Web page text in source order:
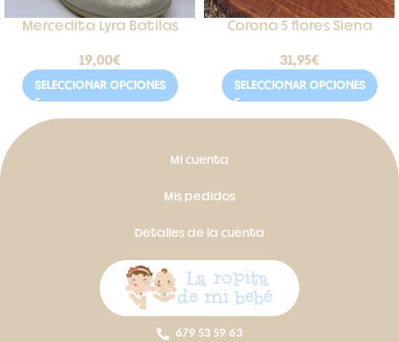
Mercedita Lyra Batilas
19,00€
SELECCIONAR OPCIONES
Corona 5 flores Siena
31,95€
SELECCIONAR OPCIONES
Mi cuenta
Mis pedidos
Detalles de la cuenta
679 53 59 63